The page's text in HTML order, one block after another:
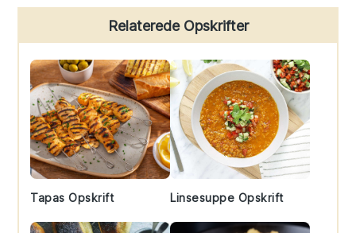
Sidebar
Relaterede Opskrifter
Tapas Opskrift Linsesuppe Opskrift